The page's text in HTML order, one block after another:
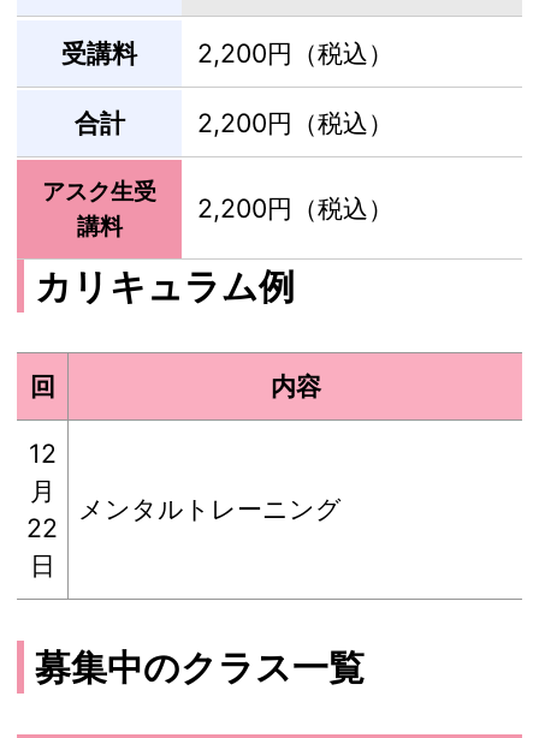
受講料 2,200円（税込）
合計 2,200円（税込）
アスク生受
講料
2,200円（税込）
カリキュラム例
回 内容
12
月
22
日
メンタルトレーニング
募集中のクラス一覧